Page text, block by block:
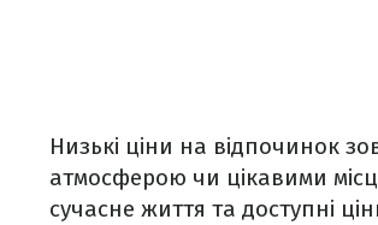
Низькі ціни на відпочинок
атмосферою чи цікавими
сучасне життя та доступні